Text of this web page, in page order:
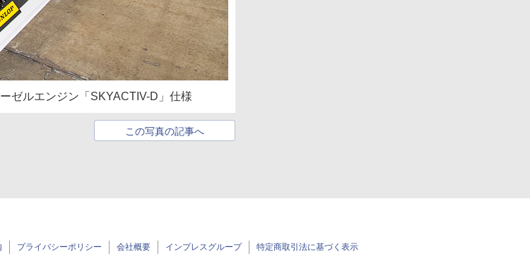
ゼルエンジン「SKYACTIV-D」仕様
この写真の記事へ
プライバシーポリシー 会社概要 インプレスグループ 特定商取引法に基づく表示